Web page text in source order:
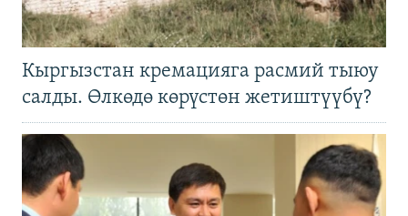
Кыргызстан кремацияга расмий тыюу
салды. Өлкөдө көрүстөн жетиштүүбү?